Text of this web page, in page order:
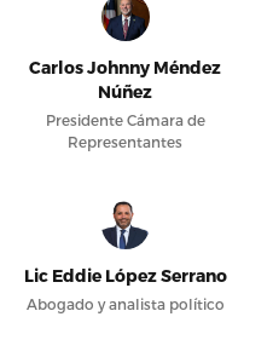
Carlos Johnny Méndez
Núñez
Presidente Cámara de
Representantes
Lic Eddie López Serrano
Abogado y analista político